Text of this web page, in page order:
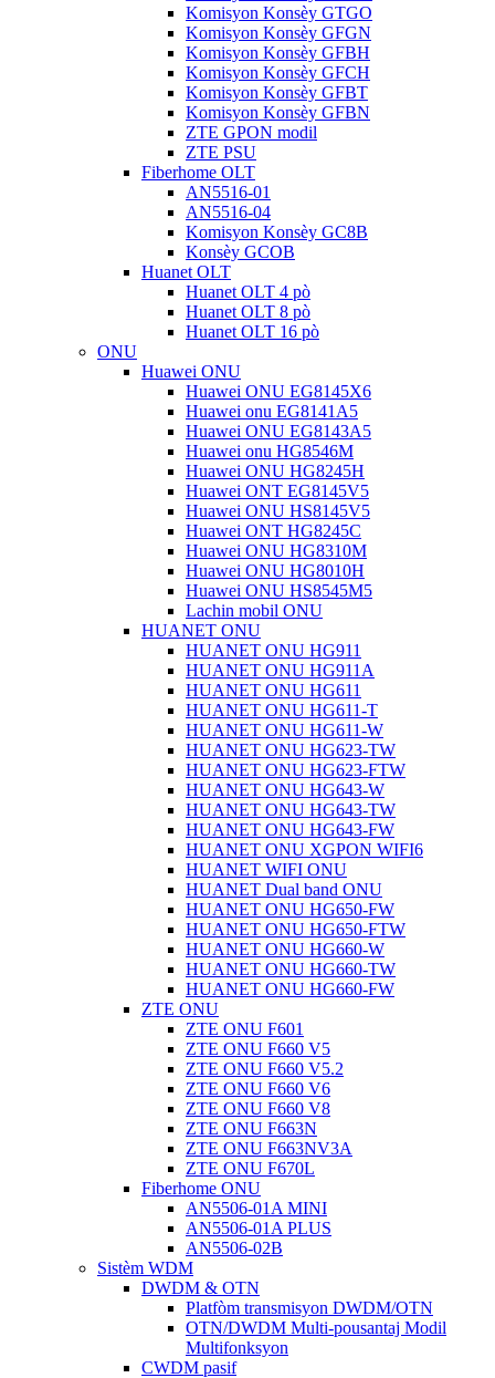
Komisyon Konsèy GTGO
Komisyon Konsèy GFGN
Komisyon Konsèy GFBH
Komisyon Konsèy GFCH
Komisyon Konsèy GFBT
Komisyon Konsèy GFBN
ZTE GPON modil
ZTE PSU
Fiberhome OLT
AN5516-01
AN5516-04
Komisyon Konsèy GC8B
Konsèy GCOB
Huanet OLT
Huanet OLT 4 pò
Huanet OLT 8 pò
Huanet OLT 16 pò
ONU
Huawei ONU
Huawei ONU EG8145X6
Huawei onu EG8141A5
Huawei ONU EG8143A5
Huawei onu HG8546M
Huawei ONU HG8245H
Huawei ONT EG8145V5
Huawei ONU HS8145V5
Huawei ONT HG8245C
Huawei ONU HG8310M
Huawei ONU HG8010H
Huawei ONU HS8545M5
Lachin mobil ONU
HUANET ONU
HUANET ONU HG911
HUANET ONU HG911A
HUANET ONU HG611
HUANET ONU HG611-T
HUANET ONU HG611-W
HUANET ONU HG623-TW
HUANET ONU HG623-FTW
HUANET ONU HG643-W
HUANET ONU HG643-TW
HUANET ONU HG643-FW
HUANET ONU XGPON WIFI6
HUANET WIFI ONU
HUANET Dual band ONU
HUANET ONU HG650-FW
HUANET ONU HG650-FTW
HUANET ONU HG660-W
HUANET ONU HG660-TW
HUANET ONU HG660-FW
ZTE ONU
ZTE ONU F601
ZTE ONU F660 V5
ZTE ONU F660 V5.2
ZTE ONU F660 V6
ZTE ONU F660 V8
ZTE ONU F663N
ZTE ONU F663NV3A
ZTE ONU F670L
Fiberhome ONU
AN5506-01A MINI
AN5506-01A PLUS
AN5506-02B
Sistèm WDM
DWDM & OTN
Platfòm transmisyon DWDM/OTN
OTN/DWDM Multi-pousantaj Modil
Multifonksyon
CWDM pasif